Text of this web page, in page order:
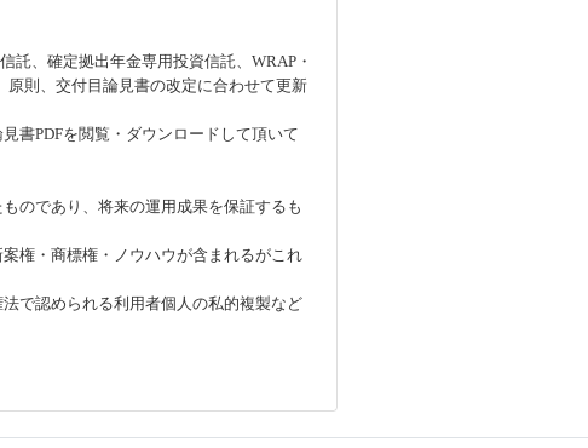
託、確定拠出年金専用投資信託、WRAP・
則、交付目論見書の改定に合わせて更新
書PDFを閲覧・ダウンロードして頂いて
のであり、将来の運用成果を保証するも
権・商標権・ノウハウが含まれるがこれ
で認められる利用者個人の私的複製など